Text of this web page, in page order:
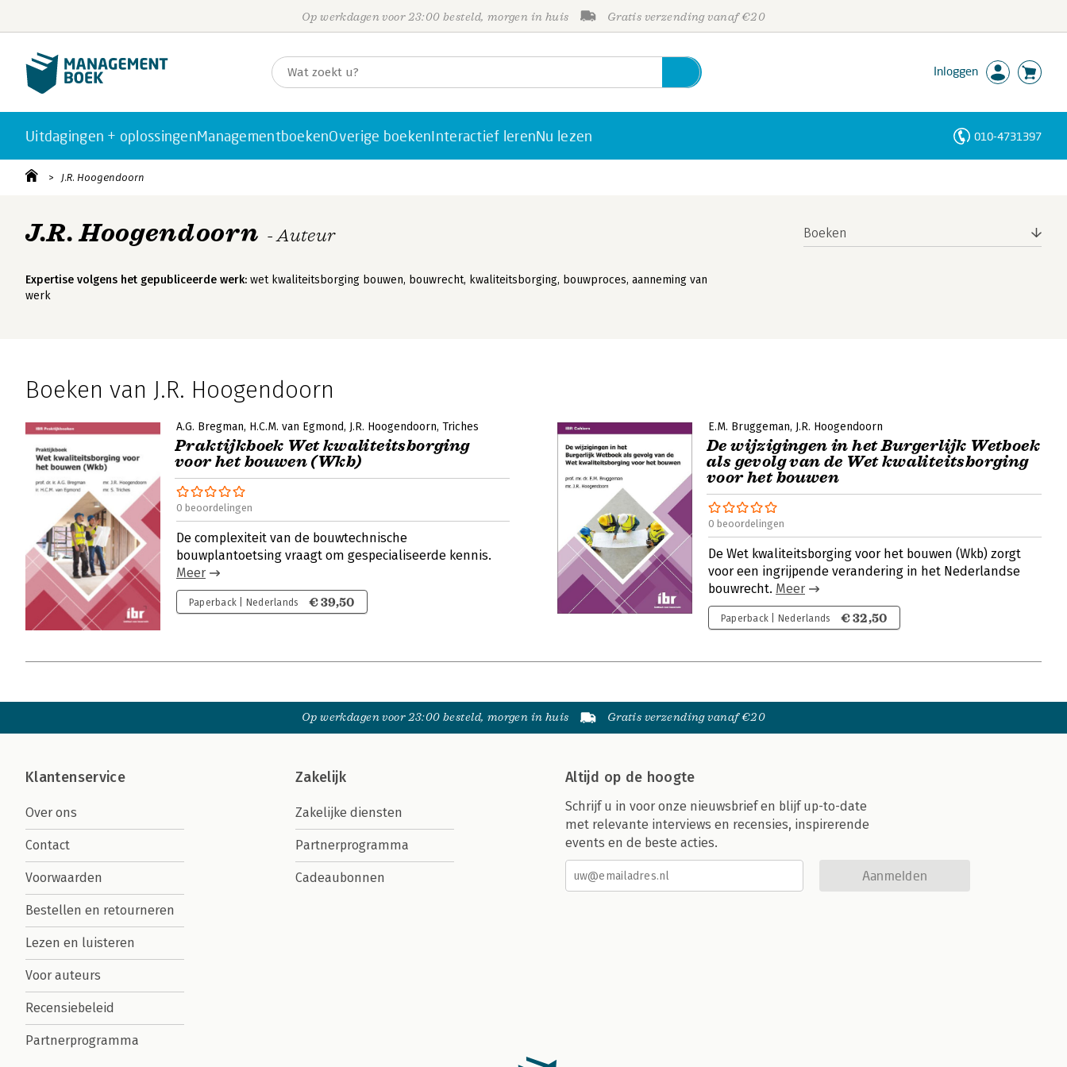
Op werkdagen voor 23:00 besteld, morgen in huis Gratis verzending vanaf €20
Inloggen
Uitdagingen + oplossingenManagementboekenOverige boekenInteractief lerenNu lezen 010-4731397
J.R. Hoogendoorn
J.R. Hoogendoorn - Auteur
Expertise volgens het gepubliceerde werk: wet kwaliteitsborging bouwen, bouwrecht, kwaliteitsborging, bouwproces, aanneming van
werk
Boeken
Boeken van J.R. Hoogendoorn
A.G. Bregman H.C.M. van Egmond J.R. Hoogendoorn Triches
Praktijkboek Wet ­kwaliteitsborging
voor het bouwen (Wkb)
0 beoordelingen
De complexiteit van de bouwtechnische
bouwplantoetsing vraagt om gespecialiseerde kennis.
Meer
Paperback | Nederlands € 39,50
E.M. Bruggeman J.R. Hoogendoorn
De wijzigingen in het Burgerlijk Wetboek
als gevolg van de Wet kwaliteitsborging
voor het bouwen
0 beoordelingen
De Wet kwaliteitsborging voor het bouwen (Wkb) zorgt
voor een ingrijpende verandering in het Nederlandse
bouwrecht. Meer
Paperback | Nederlands € 32,50
Op werkdagen voor 23:00 besteld, morgen in huis Gratis verzending vanaf €20
Klantenservice
Over ons
Contact
Voorwaarden
Bestellen en retourneren
Lezen en luisteren
Voor auteurs
Recensiebeleid
Partnerprogramma
Zakelijk
Zakelijke diensten
Partnerprogramma
Cadeaubonnen
Altijd op de hoogte
Schrijf u in voor onze nieuwsbrief en blijf up-to-date
met relevante interviews en recensies, inspirerende
events en de beste acties.
Aanmelden
Personen